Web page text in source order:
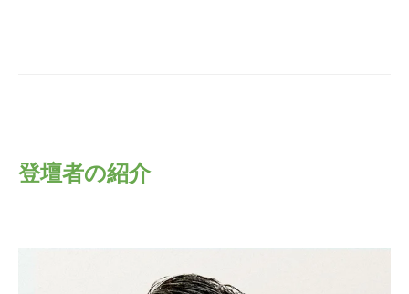
登壇者の紹介